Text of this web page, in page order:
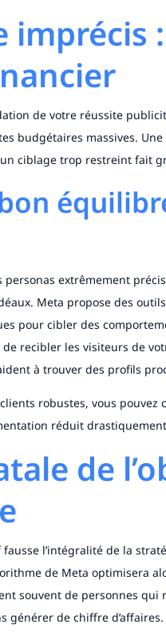
imprécis
de votre réussite
budgétaires massives.
un ciblage trop restreint fait
extrêmement
Meta propose des
pour cibler des
recibler les visiteurs de
à trouver des profils
robustes, vous pouvez
réduit
de
l’intégralité de la
de Meta optimisera
souvent de personnes qui
générer de chiffre d’affaires.